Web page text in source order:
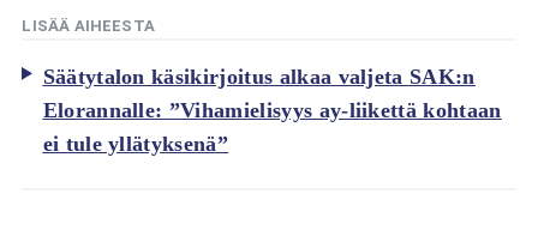
LISÄÄ AIHEESTA
Säätytalon käsikirjoitus alkaa valjeta SAK:n
Elorannalle: ”Vihamielisyys ay-liikettä kohtaan
ei tule yllätyksenä”